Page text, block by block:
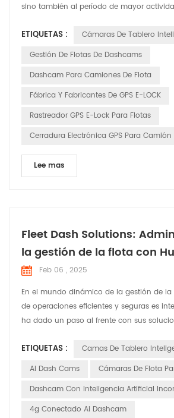
sino también al período de mayor
HUABAO Technology, un fabricante líder
conducción y productos GPS elock, se
ETIQUETAS :
Cámaras De Tablero
Gestión De Flotas De Dashcams
Dashcam Para Camiones De Flota
Fábrica Y Fabricantes De GPS E-LOCK
Rastreador GPS E-Lock Para Flotas
Cerradura Electrónica GPS Para
Lee mas
Fleet Dash Solutions:
la gestión de la flota con
Feb 06 , 2025
En el mundo dinámico de la gestión de
de operaciones eficientes y seguras es
ha dado un paso al frente con sus
desafíos específicos que enfrentan los
que â s explore cómo estas soluciones
ETIQUETAS :
Camas De Tablero
AI Dash Cams
Cámaras De Flota
Dashcam Con Inteligencia Artificial
4g Conectado Ai Dashcam